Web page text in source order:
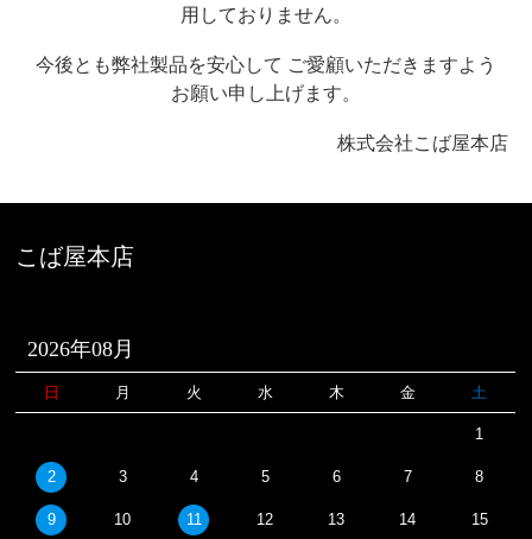
用しておりません。
今後とも弊社製品を安心して ご愛顧いただきますよう
お願い申し上げます。
株式会社こば屋本店
こば屋本店
2026年08月
日 月 火 水 木 金 土
1
2 3 4 5 6 7 8
9 10 11 12 13 14 15